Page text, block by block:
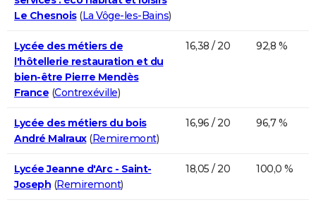
Le Chesnois(La Vôge-les-Bains)
Lycée des métiers de
l'hôtellerie restauration et du
bien-être Pierre Mendès
France (Contrexéville)
16,38 / 20 92,8 %
Lycée des métiers du bois
André Malraux(Remiremont)
16,96 / 20 96,7 %
Lycée Jeanne d'Arc - Saint-
Joseph (Remiremont)
18,05 / 20 100,0 %